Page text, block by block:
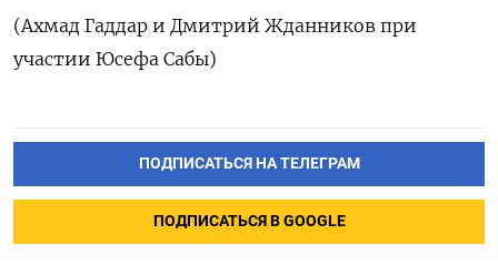
(Ахмад Гаддар и Дмитрий ​Жданников при
участии ‌Юсефа Сабы)
ПОДПИСАТЬСЯ НА ТЕЛЕГРАМ
ПОДПИСАТЬСЯ В GOOGLE